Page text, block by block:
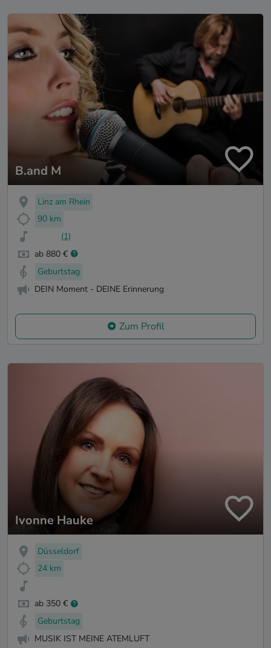
B.and M
Linz am Rhein
90 km
(1)
ab 880 €
Geburtstag
DEIN Moment - DEINE Erinnerung
Zum Profil
Ivonne Hauke
Düsseldorf
24 km
ab 350 €
Geburtstag
MUSIK IST MEINE ATEMLUFT